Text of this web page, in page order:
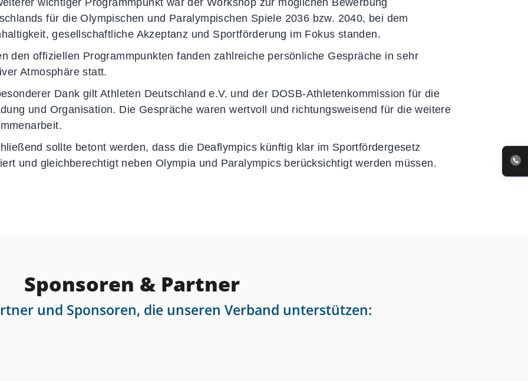
für die Olympischen und Paralympischen Spiele 2036 bzw. 2040, bei dem
gesellschaftliche Akzeptanz und Sportförderung im Fokus standen.
den offiziellen Programmpunkten fanden zahlreiche persönliche Gespräche in sehr
Atmosphäre statt.
Dank gilt Athleten Deutschland e.V. und der DOSB-Athletenkommission für die
und Organisation. Die Gespräche waren wertvoll und richtungsweisend für die weitere
sollte betont werden, dass die Deaflympics künftig klar im Sportfördergesetz
und gleichberechtigt neben Olympia und Paralympics berücksichtigt werden müssen.
Sponsoren & Partner
und Sponsoren, die unseren Verband unterstützen: